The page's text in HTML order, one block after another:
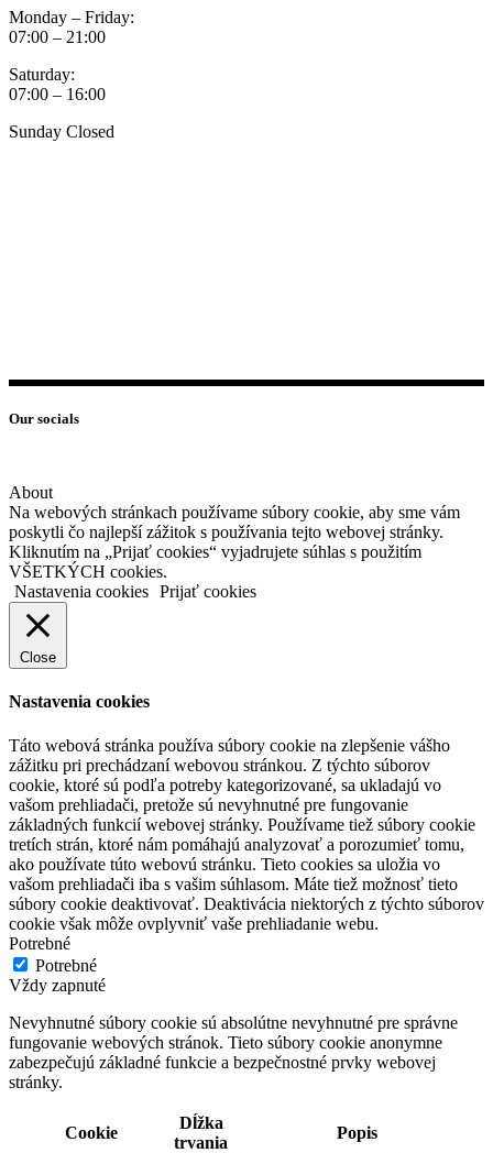
Monday – Friday:
07:00 – 21:00
Saturday:
07:00 – 16:00
Sunday Closed
Our socials
About
Na webových stránkach používame súbory cookie, aby sme vám
poskytli čo najlepší zážitok s používania tejto webovej stránky.
Kliknutím na „Prijať cookies“ vyjadrujete súhlas s použitím
VŠETKÝCH cookies.
Nastavenia cookies Prijať cookies
Close
Nastavenia cookies
Táto webová stránka používa súbory cookie na zlepšenie vášho
zážitku pri prechádzaní webovou stránkou. Z týchto súborov
cookie, ktoré sú podľa potreby kategorizované, sa ukladajú vo
vašom prehliadači, pretože sú nevyhnutné pre fungovanie
základných funkcií webovej stránky. Používame tiež súbory cookie
tretích strán, ktoré nám pomáhajú analyzovať a porozumieť tomu,
ako používate túto webovú stránku. Tieto cookies sa uložia vo
vašom prehliadači iba s vašim súhlasom. Máte tiež možnosť tieto
súbory cookie deaktivovať. Deaktivácia niektorých z týchto súborov
cookie však môže ovplyvniť vaše prehliadanie webu.
Potrebné
Potrebné
Vždy zapnuté
Nevyhnutné súbory cookie sú absolútne nevyhnutné pre správne
fungovanie webových stránok. Tieto súbory cookie anonymne
zabezpečujú základné funkcie a bezpečnostné prvky webovej
stránky.
Cookie
Dĺžka
trvania
Popis